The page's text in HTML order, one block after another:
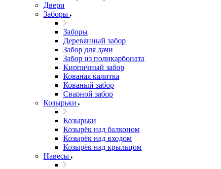
Двери
Заборы
Заборы
Деревянный забор
Забор для дачи
Забор из поликарбоната
Кирпичный забор
Кованая калитка
Кованый забор
Сварной забор
Козырьки
Козырьки
Козырёк над балконом
Козырёк над входом
Козырёк над крыльцом
Навесы